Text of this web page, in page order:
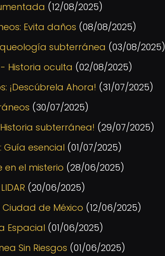
(12/08/2025)
Evita daños (08/08/2025)
subterránea (03/08/2025)
Historia oculta (02/08/2025)
¡Descúbrela Ahora! (31/07/2025)
(30/07/2025)
subterránea! (29/07/2025)
Guía esencial (01/07/2025)
en el misterio (28/06/2025)
(20/06/2025)
de México (12/06/2025)
Espacial (01/06/2025)
Sin Riesgos (01/06/2025)